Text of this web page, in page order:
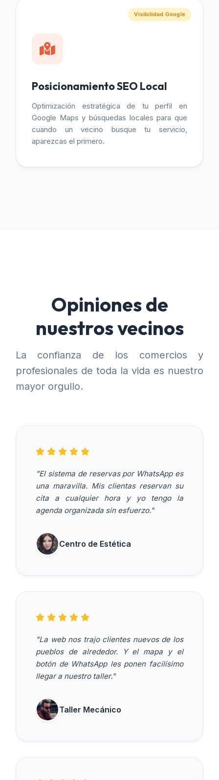
Visibilidad Google
Posicionamiento SEO Local
Optimización estratégica de tu perfil en
Google Maps y búsquedas locales para que
cuando un vecino busque tu servicio,
aparezcas el primero.
Opiniones de
nuestros vecinos
La confianza de los comercios y
profesionales de toda la vida es nuestro
mayor orgullo.
"El sistema de reservas por WhatsApp es
una maravilla. Mis clientas reservan su
cita a cualquier hora y yo tengo la
agenda organizada sin esfuerzo."
Centro de Estética
"La web nos trajo clientes nuevos de los
pueblos de alrededor. Y el mapa y el
botón de WhatsApp les ponen facilísimo
llegar a nuestro taller."
Taller Mecánico